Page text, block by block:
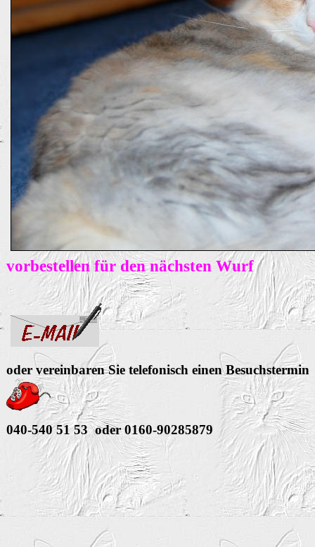
vorbestellen für den nächsten Wurf
oder vereinbaren Sie telefonisch einen Besuchstermin
040-540 51 53 oder 0160-90285879